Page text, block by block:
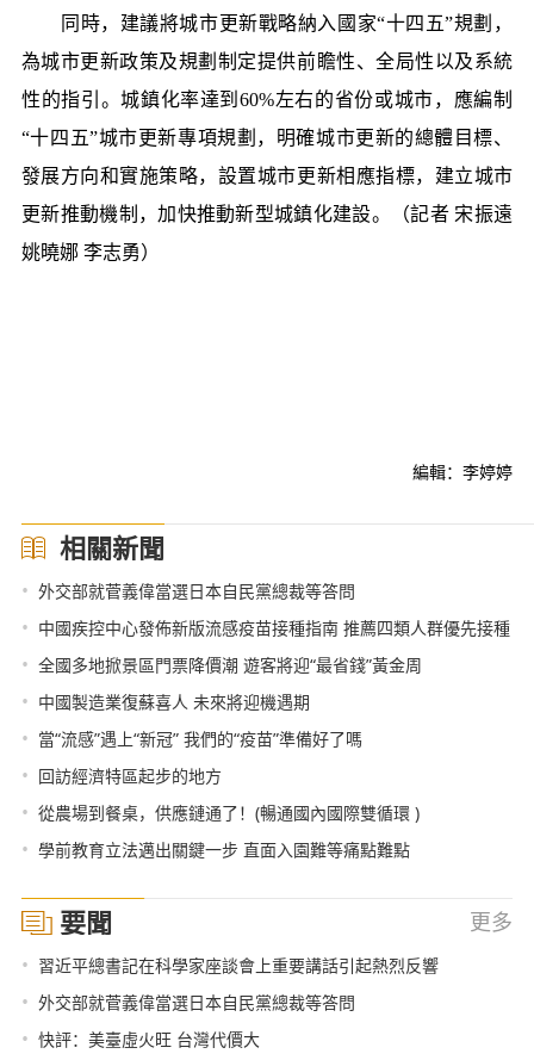
同時，建議將城市更新戰略納入國家“十四五”規劃，
為城市更新政策及規劃制定提供前瞻性、全局性以及系統
性的指引。城鎮化率達到60%左右的省份或城市，應編制
“十四五”城市更新專項規劃，明確城市更新的總體目標、
發展方向和實施策略，設置城市更新相應指標，建立城市
更新推動機制，加快推動新型城鎮化建設。（記者 宋振遠
姚曉娜 李志勇）
編輯：李婷婷
相關新聞
• 外交部就菅義偉當選日本自民黨總裁等答問
• 中國疾控中心發佈新版流感疫苗接種指南 推薦四類人群優先接種
• 全國多地掀景區門票降價潮 遊客將迎“最省錢”黃金周
• 中國製造業復蘇喜人 未來將迎機遇期
• 當“流感”遇上“新冠” 我們的“疫苗”準備好了嗎
• 回訪經濟特區起步的地方
• 從農場到餐桌，供應鏈通了！(暢通國內國際雙循環 )
• 學前教育立法邁出關鍵一步 直面入園難等痛點難點
要聞 更多
• 習近平總書記在科學家座談會上重要講話引起熱烈反響
• 外交部就菅義偉當選日本自民黨總裁等答問
• 快評：美臺虛火旺 台灣代價大